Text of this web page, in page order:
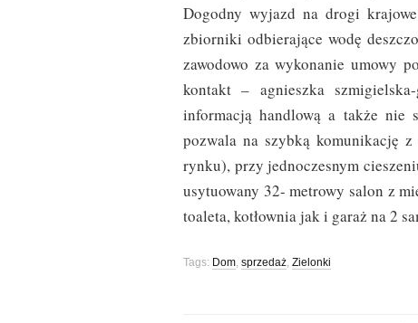
Dogodny wyjazd na drogi
zbiorniki odbierające wodę
zawodowo za wykonanie umowy
kontakt – agnieszka
informacją handlową a także nie
pozwala na szybką komunikację
rynku), przy jednoczesnym
usytuowany 32- metrowy salon z
toaleta, kotłownia jak i garaż na 2
Tags: Dom, sprzedaż, Zielonki